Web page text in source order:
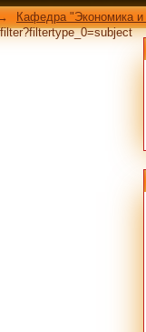
Кафедра "Экономика и